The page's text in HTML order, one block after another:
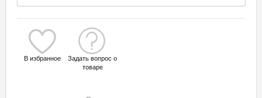
В избранное
Задать вопрос о
товаре